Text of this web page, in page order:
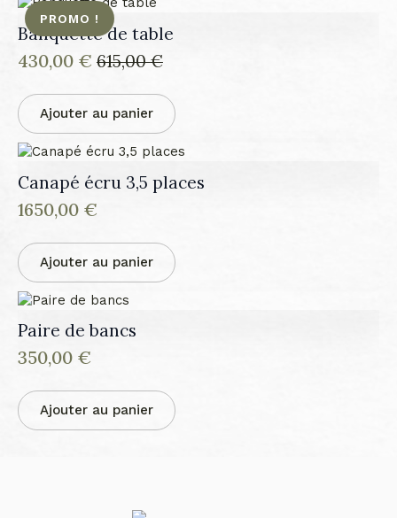
PROMO !
Banquette de table
615,00€
Le
prix
initial
était :
615,00 €.
430,00 €
Le
prix
actuel
est :
430,00 €.
Ajouter au panier
Canapé écru 3,5 places
1650,00 €
Ajouter au panier
Paire de bancs
350,00 €
Ajouter au panier